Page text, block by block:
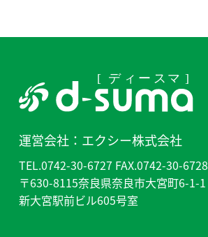
運営会社： エクシー株式会社
TEL.0742-30-6727 FAX.0742-30-6728
〒630-8115奈良県奈良市大宮町6-1-1
新大宮駅前ビル605号室